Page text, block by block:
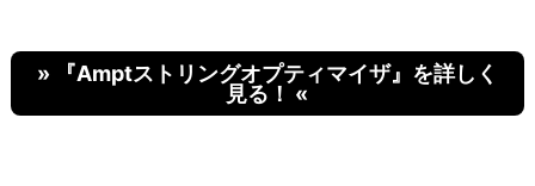
» 『Amptストリングオプティマイザ』を詳しく
見る！ «